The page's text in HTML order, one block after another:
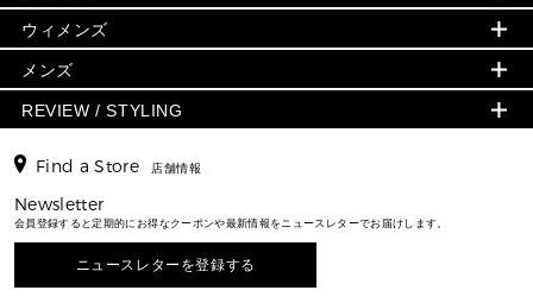
この場合、ショッピングカート内の商品は確保されており
ませんのでご注意ください。
ト接続が途中で途切れる」「ブラウザを閉じてしまった」
だけます。
配送料は全国一律660円。商品代金合計額が20,000円以
上の場合は送料無料でお届けします。
ステップ: ご注文内容の確認
ご注文内容の最終確認をしてください。
ださい。
押して編集してください。
アクセサリー
時計
▶ メンズ
バッグ
ウェア
アクセサリー
財布・小物
ウェア
シューズ
時計・ジュエリー
アクセサリー
メンズ バッグ
メンズ シューズ
財布・小物
アクセサリー
フレグランス
シューズ
▶ メンズすべて
メンズバッグ
メンズ財布・小物
メンズアクセサリー
ハンドバッグ・サッチェル
トートバッグ
ショルダーバッグ
クロスボディ・斜め掛け
トラベル
通勤・通学アイテム
3 IN 1 / 2 IN 1 バッグ
▶ メンズすべて
GREENWICH
ミニ財布・フラグメントケース
折り財布(二つ折り・三つ折り)
長財布
▶ メンズすべて
お財布レビュー ▸
トップス
スカート・パンツ
ワンピース・ドレス
ジャケット・アウター
▶ メンズすべて
▶ ウィメンズすべて
サンダル
スニーカー
▶ メンズすべて
シューズレビュー ▸
ウィメンズ
人気の定番アイテム
▶ ウィメンズすべて
新着
日本限定
▶ バッグすべて
通勤・通学アイテム
メンズ
▶ メンズすべて
財布・小物
REVIEW / STYLING
▶ すべて
エディターレビュー
Find a Store 店舗情報
Newsletter
会員登録すると定期的にお得なクーポンや最新情報をニュースレターでお届けします。
ニュースレターを登録する